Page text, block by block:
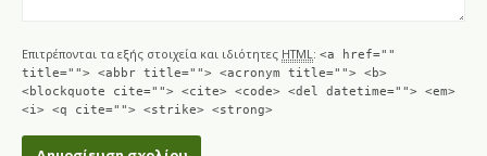
Επιτρέπονται τα εξής στοιχεία και ιδιότητες HTML: <a href=""
title=""> <abbr title=""> <acronym title=""> <b>
<blockquote cite=""> <cite> <code> <del datetime=""> <em>
<i> <q cite=""> <strike> <strong>